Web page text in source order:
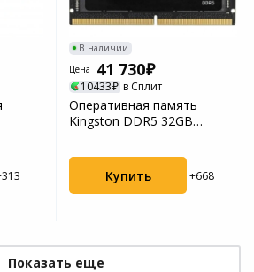
В наличии
Цена
41 730
10433 в Сплит
Оперативная память
Kingston DDR5 32GB
Купить
+668
Показать еще